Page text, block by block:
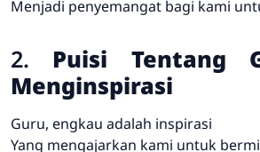
Menjadi penyemangat bagi kami
2. Puisi Tentang
Menginspirasi
Guru, engkau adalah inspirasi
Yang mengajarkan kami untuk